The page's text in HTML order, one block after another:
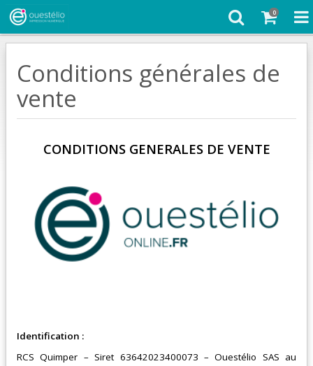
0
Conditions générales de
vente
CONDITIONS GENERALES DE VENTE
Identification :
RCS Quimper – Siret 63642023400073 – Ouestélio SAS au